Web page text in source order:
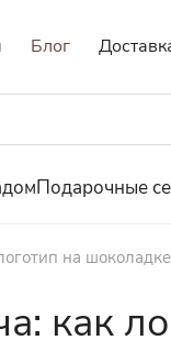
Блог
Подарочные
на
как